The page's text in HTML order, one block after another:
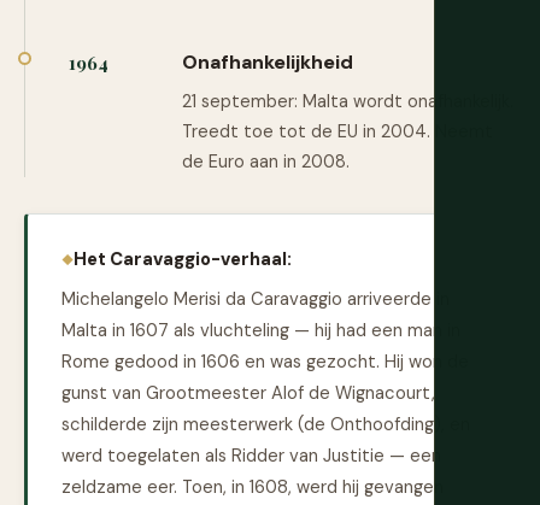
1964 Onafhankelijkheid
21 september: Malta wordt onafhankelijk.
Treedt toe tot de EU in 2004. Neemt
de Euro aan in 2008.
Het Caravaggio-verhaal:
Michelangelo Merisi da Caravaggio arriveerde in
Malta in 1607 als vluchteling — hij had een man in
Rome gedood in 1606 en was gezocht. Hij won de
gunst van Grootmeester Alof de Wignacourt,
schilderde zijn meesterwerk (de Onthoofding), en
werd toegelaten als Ridder van Justitie — een
zeldzame eer. Toen, in 1608, werd hij gevangen